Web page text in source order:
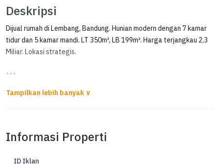
Deskripsi
Dijual rumah di Lembang, Bandung. Hunian modern dengan 7 kamar
tidur dan 5 kamar mandi. LT 350m², LB 199m². Harga terjangkau 2,3
Miliar. Lokasi strategis.
***
*RUMAH FULL FURNISHED SIAP HUNI DI TRINITY LEMBANG*
Informasi Properti
ID Iklan